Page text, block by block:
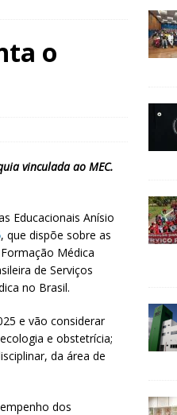
o
vinculada ao MEC.
Educacionais Anísio
, que dispõe sobre as
Médica
de Serviços
no Brasil.
e vão considerar
e obstetrícia;
da área de
dos